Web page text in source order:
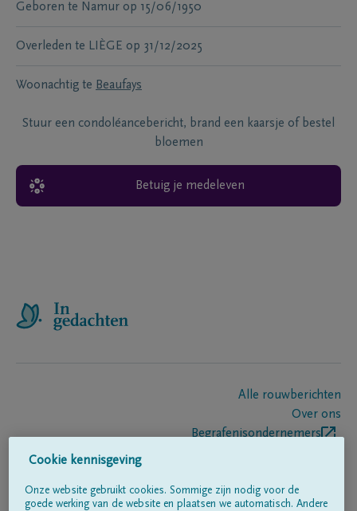
Geboren te Namur op 15/06/1950
Overleden te LIÈGE op 31/12/2025
Woonachtig te Beaufays
Stuur een condoléancebericht, brand een kaarsje of bestel
bloemen
Betuig je medeleven
Alle rouwberichten
Over ons
Begrafenisondernemers
Cookie kennisgeving
Onze website gebruikt cookies. Sommige zijn nodig voor de
goede werking van de website en plaatsen we automatisch. Andere